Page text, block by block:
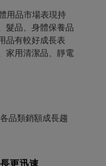
用品市場表現持
髮品、身體保養品
品有較好成長表
家用清潔品、靜電
品類銷額成長趨
更迅速